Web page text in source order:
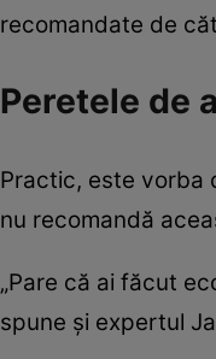
recomandate de
Peretele de
Practic, este vorba
nu recomandă
„Pare că ai făcut
spune și expertul